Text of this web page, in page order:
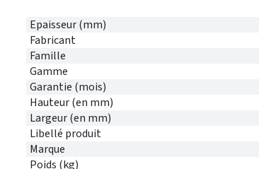
Epaisseur (mm)
Fabricant
Famille
Gamme
Garantie (mois)
Hauteur (en mm)
Largeur (en mm)
Libellé produit
Marque
Poids (kg)